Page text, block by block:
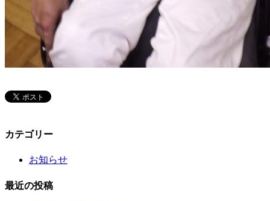
カテゴリー
お知らせ
最近の投稿